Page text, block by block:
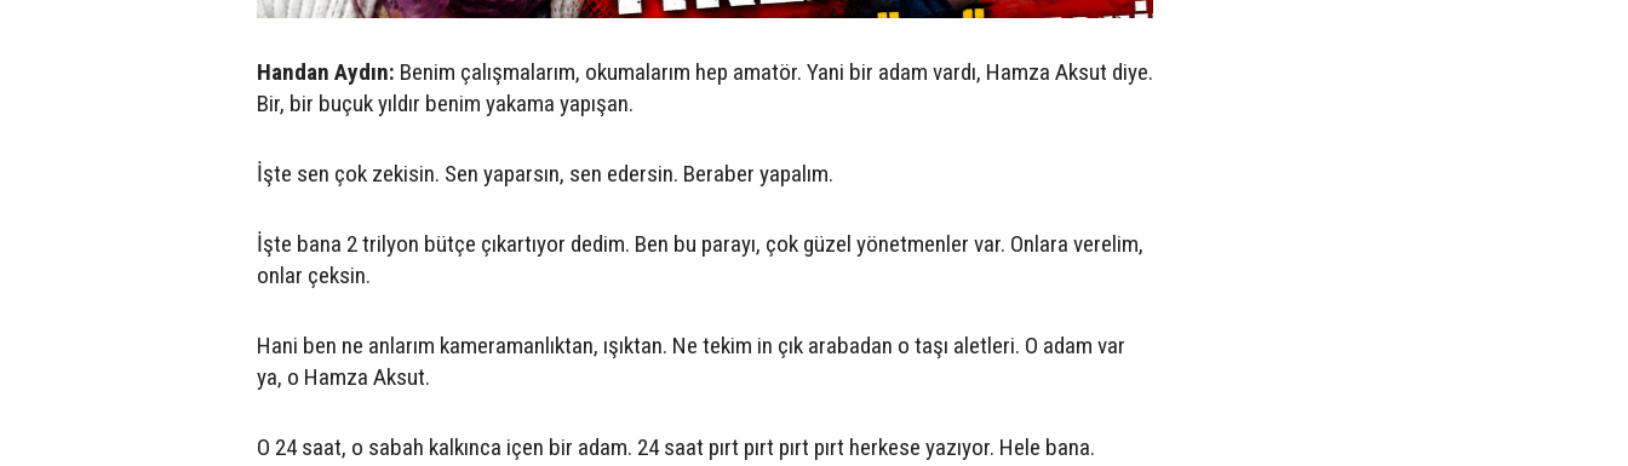
Handan Aydın: Benim çalışmalarım, okumalarım hep amatör. Yani bir adam vardı, Hamza Aksut diye.
Bir, bir buçuk yıldır benim yakama yapışan.
İşte sen çok zekisin. Sen yaparsın, sen edersin. Beraber yapalım.
İşte bana 2 trilyon bütçe çıkartıyor dedim. Ben bu parayı, çok güzel yönetmenler var. Onlara verelim,
onlar çeksin.
Hani ben ne anlarım kameramanlıktan, ışıktan. Ne tekim in çık arabadan o taşı aletleri. O adam var
ya, o Hamza Aksut.
O 24 saat, o sabah kalkınca içen bir adam. 24 saat pırt pırt pırt pırt herkese yazıyor. Hele bana.